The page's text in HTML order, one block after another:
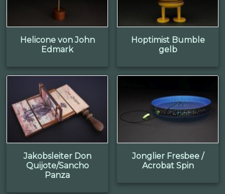
Helicone von John
Edmark
Hoptimist Bumble
gelb
Jakobsleiter Don
Quijote/Sancho
Panza
Jonglier Fresbee /
Acrobat Spin